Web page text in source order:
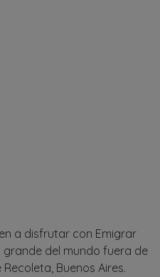
a disfrutar con Emigrar
del mundo fuera de
Buenos Aires.